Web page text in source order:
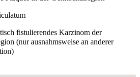
fistulierendes Karzinom der
(nur ausnahmsweise an anderer